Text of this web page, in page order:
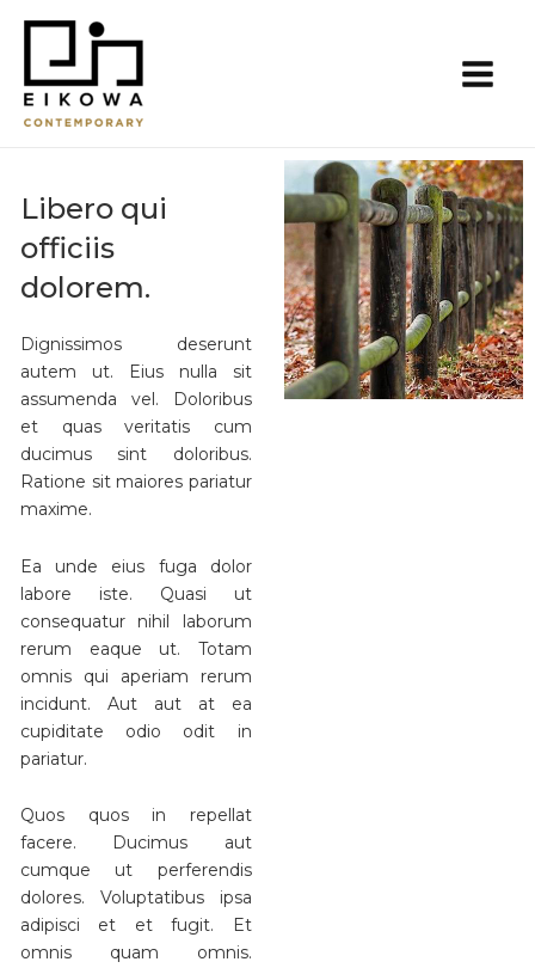
Skip
content
Libero qui
officiis
dolorem.
Dignissimos deserunt
autem ut. Eius nulla sit
assumenda vel. Doloribus
et quas veritatis cum
ducimus sint doloribus.
Ratione sit maiores pariatur
maxime.
Ea unde eius fuga dolor
labore iste. Quasi ut
consequatur nihil laborum
rerum eaque ut. Totam
omnis qui aperiam rerum
incidunt. Aut aut at ea
cupiditate odio odit in
pariatur.
Quos quos in repellat
facere. Ducimus aut
cumque ut perferendis
dolores. Voluptatibus ipsa
adipisci et et fugit. Et
omnis quam omnis.